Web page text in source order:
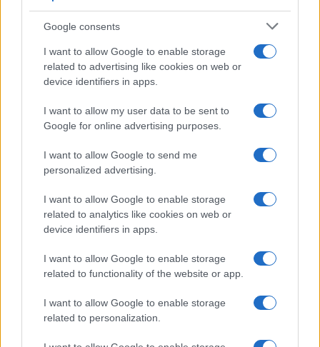
Google consents
I want to allow Google to enable storage
related to advertising like cookies on web or
device identifiers in apps.
I want to allow my user data to be sent to
Google for online advertising purposes.
I want to allow Google to send me
personalized advertising.
I want to allow Google to enable storage
related to analytics like cookies on web or
device identifiers in apps.
I want to allow Google to enable storage
related to functionality of the website or app.
I want to allow Google to enable storage
related to personalization.
teheti őket” – fogalmaztak.
Kornéli Beáta: A hidzsáb, mint a
társadalmat szabályozó erő
Budapesten mutatja be új könyvét a